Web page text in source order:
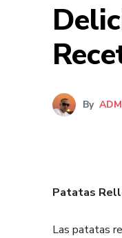
By
Patatas
Las patatas